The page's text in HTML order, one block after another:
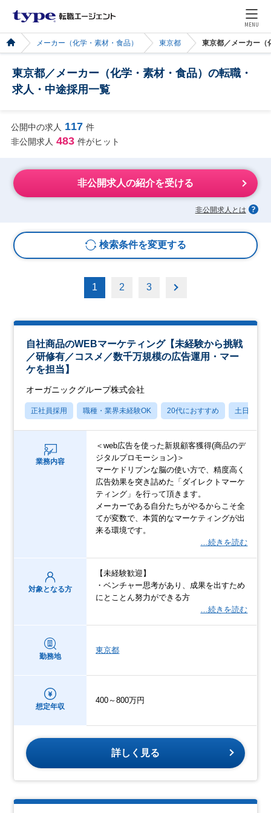
MENU
メーカー（化学・素材・食品） 東京都 東京都／メーカー（
東京都／メーカー（化学・素材・食品）の転職・
求人・中途採用一覧
公開中の求人 117 件
非公開求人 483 件がヒット
非公開求人の紹介を受ける
非公開求人とは
検索条件を変更する
1 2 3
自社商品のWEBマーケティング【未経験から挑戦
／研修有／コスメ／数千万規模の広告運用・マー
ケを担当】
オーガニックグループ株式会社
正社員採用 職種・業界未経験OK 20代におすすめ 土日祝休み
業務内容
＜web広告を使った新規顧客獲得(商品のデ
ジタルプロモーション)＞
マーケドリブンな脳の使い方で、精度高く
広告効果を突き詰めた「ダイレクトマーケ
ティング」を行って頂きます。
メーカーである自分たちがやるからこそ全
てが変数で、本質的なマーケティングが出
来る環境です。
…続きを読む
対象となる方
【未経験歓迎】
・ベンチャー思考があり、成果を出すため
にとことん努力ができる方
…続きを読む
勤務地
東京都
想定年収
400～800万円
詳しく見る